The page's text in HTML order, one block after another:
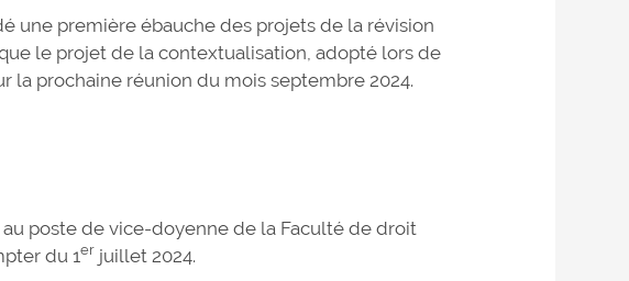
une première ébauche des projets de la révision
le projet de la contextualisation, adopté lors de
la prochaine réunion du mois septembre 2024.
poste de vice-doyenne de la Faculté de droit
du 1erjuillet 2024.